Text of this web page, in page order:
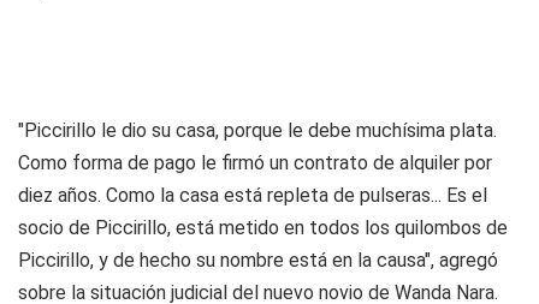
"Piccirillo le dio su casa, porque le debe muchísima plata.
Como forma de pago le firmó un contrato de alquiler por
diez años. Como la casa está repleta de pulseras... Es el
socio de Piccirillo, está metido en todos los quilombos de
Piccirillo, y de hecho su nombre está en la causa", agregó
sobre la situación judicial del nuevo novio de Wanda Nara.